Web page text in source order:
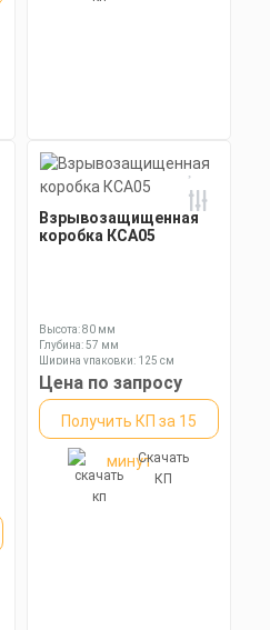
Взрывозащищенная
коробка КСА05
Высота: 80 мм
Глубина: 57 мм
Ширина упаковки: 125 см
Цена по запросу
Получить КП за 15
минутСкачать
КП